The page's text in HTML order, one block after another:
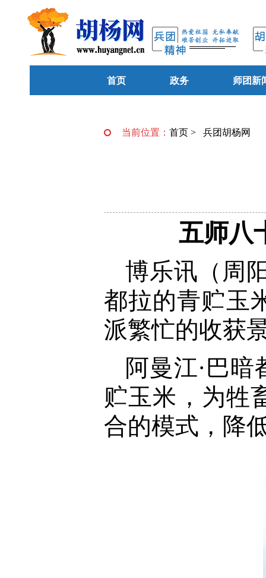
首页 政务 师团新
当前位置： 首页 > 兵团胡杨网
五师八
博乐讯（周
都拉的青贮玉
派繁忙的收获
阿曼江·巴
贮玉米，为牲
合的模式，降